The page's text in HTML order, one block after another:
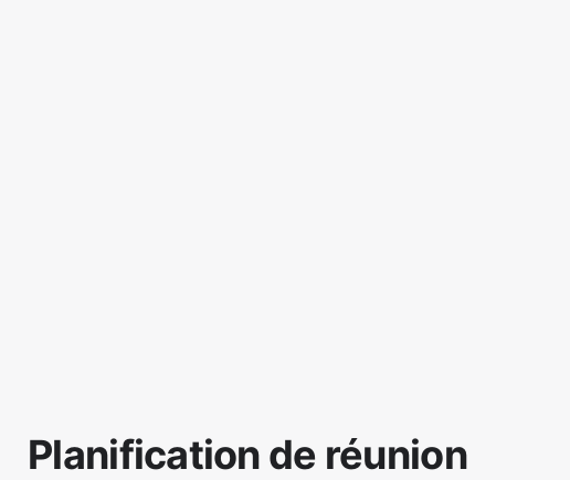
Planification de réunion